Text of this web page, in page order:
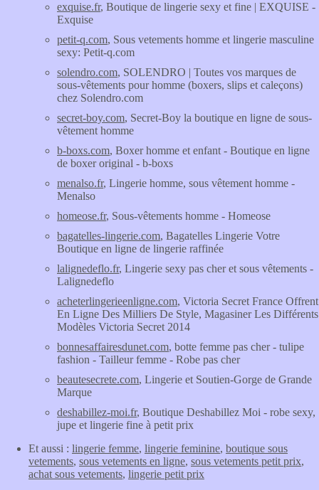
exquise.fr, Boutique de lingerie sexy et fine | EXQUISE -
Exquise
petit-q.com, Sous vetements homme et lingerie masculine
sexy: Petit-q.com
solendro.com, SOLENDRO | Toutes vos marques de
sous-vêtements pour homme (boxers, slips et caleçons)
chez Solendro.com
secret-boy.com, Secret-Boy la boutique en ligne de sous-
vêtement homme
b-boxs.com, Boxer homme et enfant - Boutique en ligne
de boxer original - b-boxs
menalso.fr, Lingerie homme, sous vêtement homme -
Menalso
homeose.fr, Sous-vêtements homme - Homeose
bagatelles-lingerie.com, Bagatelles Lingerie Votre
Boutique en ligne de lingerie raffinée
lalignedeflo.fr, Lingerie sexy pas cher et sous vêtements -
Lalignedeflo
acheterlingerieenligne.com, Victoria Secret France Offrent
En Ligne Des Milliers De Style, Magasiner Les Différents
Modèles Victoria Secret 2014
bonnesaffairesdunet.com, botte femme pas cher - tulipe
fashion - Tailleur femme - Robe pas cher
beautesecrete.com, Lingerie et Soutien-Gorge de Grande
Marque
deshabillez-moi.fr, Boutique Deshabillez Moi - robe sexy,
jupe et lingerie fine à petit prix
Et aussi : lingerie femme, lingerie feminine, boutique sous
vetements, sous vetements en ligne, sous vetements petit prix,
achat sous vetements, lingerie petit prix